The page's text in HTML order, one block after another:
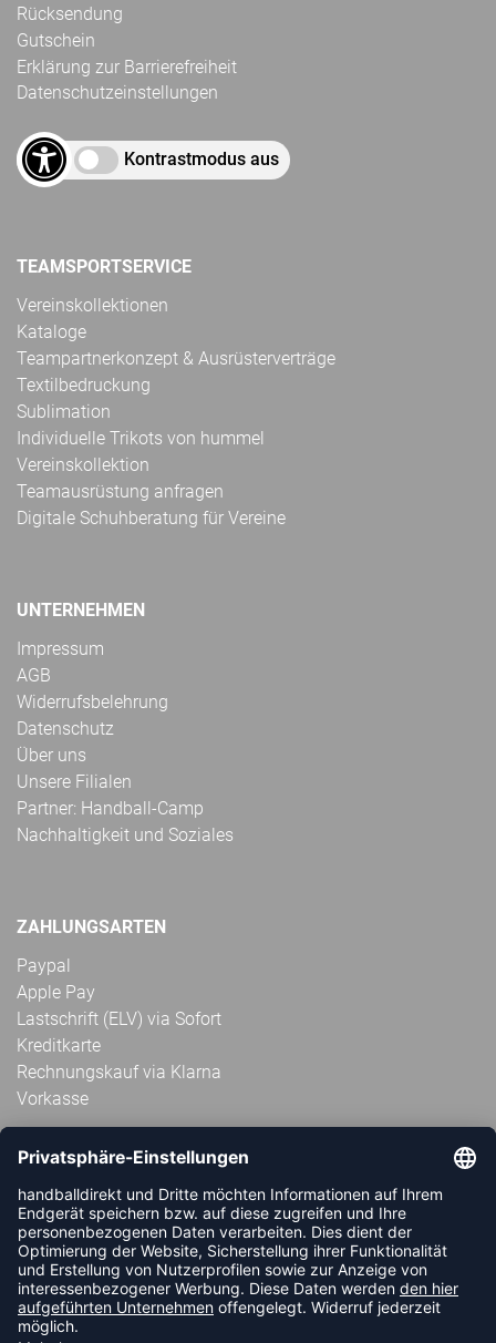
Rücksendung
Gutschein
Erklärung zur Barrierefreiheit
Datenschutzeinstellungen
Kontrastmodus aus
TEAMSPORTSERVICE
Vereinskollektionen
Kataloge
Teampartnerkonzept & Ausrüsterverträge
Textilbedruckung
Sublimation
Individuelle Trikots von hummel
Vereinskollektion
Teamausrüstung anfragen
Digitale Schuhberatung für Vereine
UNTERNEHMEN
Impressum
AGB
Widerrufsbelehrung
Datenschutz
Über uns
Unsere Filialen
Partner: Handball-Camp
Nachhaltigkeit und Soziales
ZAHLUNGSARTEN
Paypal
Apple Pay
Lastschrift (ELV) via Sofort
Kreditkarte
Rechnungskauf via Klarna
Vorkasse
ABONNIERE JETZT DEN KOSTENLOSEN
HANDBALLDIREKT-NEWSLETTER UND VERPASSE KEINE
NEUIGKEIT ODER AKTION MEHR.
JETZT ANMELDEN